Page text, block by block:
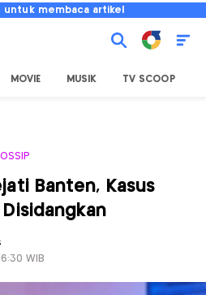
untuk membaca artikel
MOVIE MUSIK TV SCOOP
Banten, Kasus
WIB